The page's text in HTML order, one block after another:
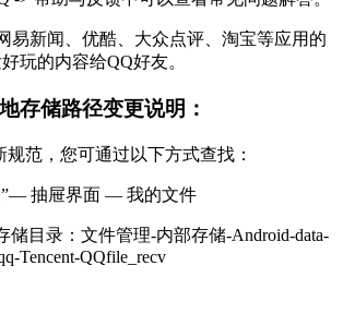
易新闻、优酷、大众点评、淘宝等应用的
玩的内容给QQ好友。
存储路径变更说明：
规范，您可通过以下方式查找：
”— 抽屉界面 — 我的文件
储目录：文件管理-内部存储-Android-data-
Tencent-QQfile_recv